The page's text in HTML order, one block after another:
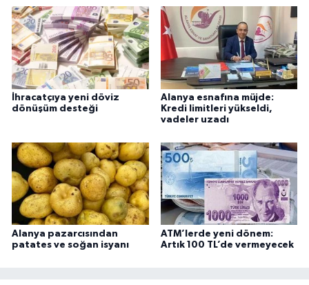
İhracatçıya yeni döviz
dönüşüm desteği
Alanya esnafına müjde:
Kredi limitleri yükseldi,
vadeler uzadı
Alanya pazarcısından
patates ve soğan isyanı
ATM’lerde yeni dönem:
Artık 100 TL’de vermeyecek